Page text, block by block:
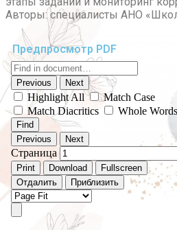
Авторы: специалисты АНО
Предпросмотр PDF